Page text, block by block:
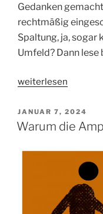
Gedanken
rechtmäßig
Spaltung, ja, sogar
Umfeld? Dann
„Wie
Körper
und
Seele
gehören“
weiterlesen
VERÖFFENTLICHT
AM
JANUAR 7, 2024
Warum die